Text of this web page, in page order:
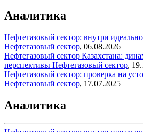
Аналитика
Нефтегазовый сектор: внутри
Нефтегазовый сектор, 06.08.2026
Нефтегазовый сектор Казахстана:
перспективы Нефтегазовый сектор,
Нефтегазовый сектор: проверка на
Нефтегазовый сектор, 17.07.2025
Аналитика